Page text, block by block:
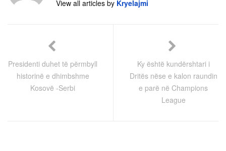
View all articles by Kryelajmi
Presidenti duhet të përmbyll
historinë e dhimbshme
Kosovë -Serbi
Ky është kundërshtari i
Dritës nëse e kalon raundin
e parë në Champions
League